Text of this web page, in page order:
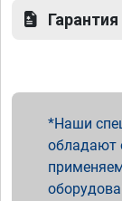
Наши
обладают